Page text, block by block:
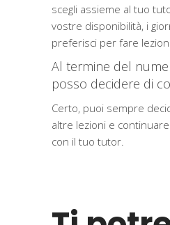
scegli assieme al tuo
vostre disponibilità, i
preferisci per fare
Al termine del
posso decidere di
Certo, puoi sempre
altre lezioni e
con il tuo tutor.